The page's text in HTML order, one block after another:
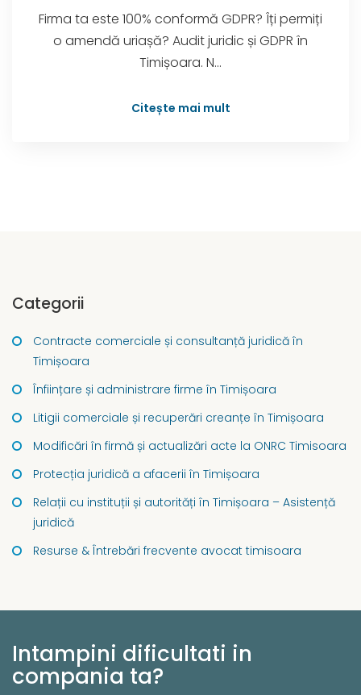
Firma ta este 100% conformă GDPR? Îți permiți
o amendă uriașă? Audit juridic și GDPR în
Timișoara. N...
Citește mai mult
Categorii
Contracte comerciale și consultanță juridică în
Timișoara
Înființare și administrare firme în Timișoara
Litigii comerciale și recuperări creanțe în Timișoara
Modificări în firmă și actualizări acte la ONRC Timisoara
Protecția juridică a afacerii în Timișoara
Relații cu instituții și autorități în Timișoara – Asistență
juridică
Resurse & Întrebări frecvente avocat timisoara
Intampini dificultati in
compania ta?